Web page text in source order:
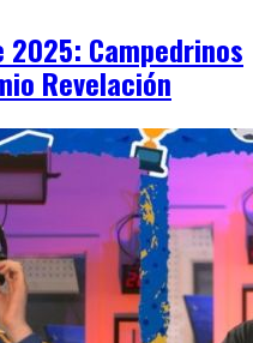
Campedrinos
Revelación